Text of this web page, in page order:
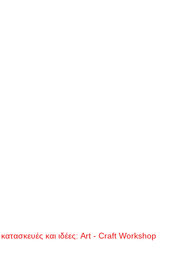
κατασκευές και ιδέες: Art - Craft Workshop